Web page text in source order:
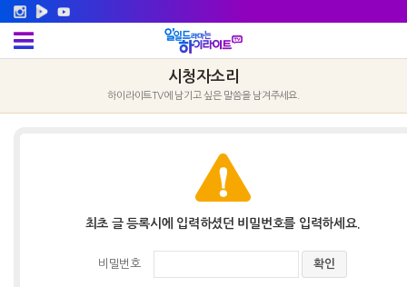
시청자소리
하이라이트TV에 남기고 싶은 말씀을 남겨주세요.
최초 글 등록시에 입력하셨던 비밀번호를 입력하세요.
비밀번호